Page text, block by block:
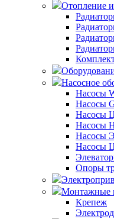
Отопление
Насосное
Насосы
Насосы
Насосы
Насосы
Насосы
Насосы
Опоры
Монтажные
Крепеж